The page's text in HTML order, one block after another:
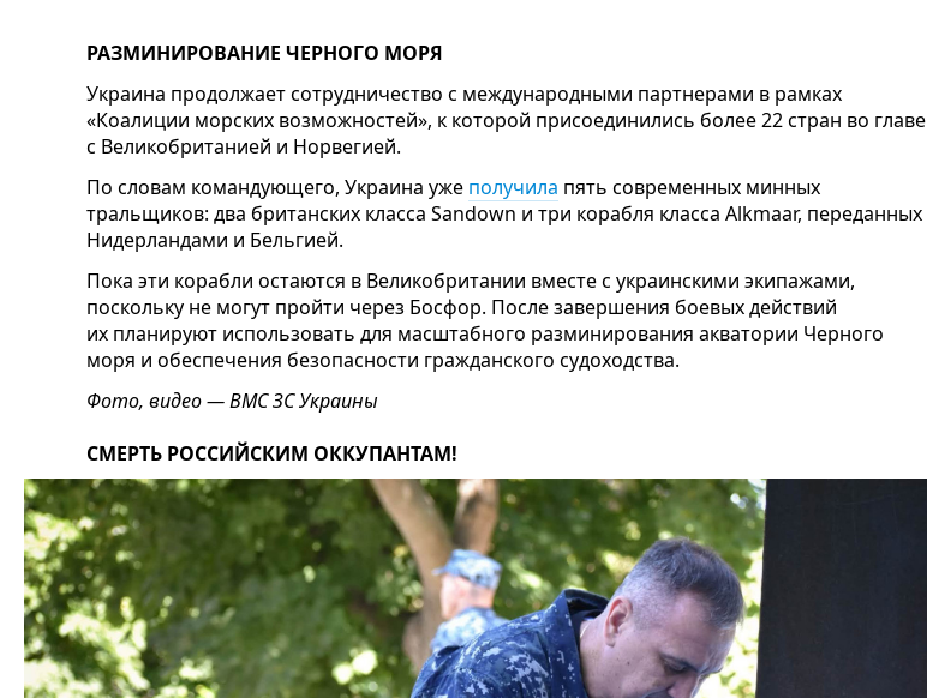
РАЗМИНИРОВАНИЕ ЧЕРНОГО МОРЯ
Украина продолжает сотрудничество с международными партнерами в рамках
«Коалиции морских возможностей», к которой присоединились более 22 стран во главе
с Великобританией и Норвегией.
По словам командующего, Украина уже получила пять современных минных
тральщиков: два британских класса Sandown и три корабля класса Alkmaar, переданных
Нидерландами и Бельгией.
Пока эти корабли остаются в Великобритании вместе с украинскими экипажами,
поскольку не могут пройти через Босфор. После завершения боевых действий
их планируют использовать для масштабного разминирования акватории Черного
моря и обеспечения безопасности гражданского судоходства.
Фото, видео — ВМС ЗС Украины
СМЕРТЬ РОССИЙСКИМ ОККУПАНТАМ!